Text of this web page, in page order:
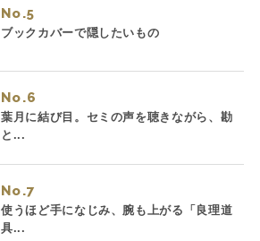
No.
ブックカバーで隠したいもの
No.
葉月に結び目。セミの声を聴きながら、勘
と...
No.
使うほど手になじみ、腕も上がる「良理道
具...